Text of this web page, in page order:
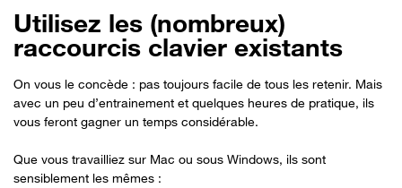
Utilisez les (nombreux)
raccourcis clavier existants
On vous le concède : pas toujours facile de tous les retenir. Mais
avec un peu d’entrainement et quelques heures de pratique, ils
vous feront gagner un temps considérable.
Que vous travailliez sur Mac ou sous Windows, ils sont
sensiblement les mêmes :